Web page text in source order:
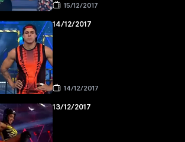
15/12/2017
14/12/2017
14/12/2017
13/12/2017